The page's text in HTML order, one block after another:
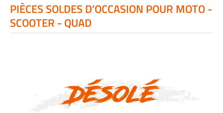
PIÈCES SOLDES D’OCCASION POUR MOTO -
SCOOTER - QUAD
Désolé